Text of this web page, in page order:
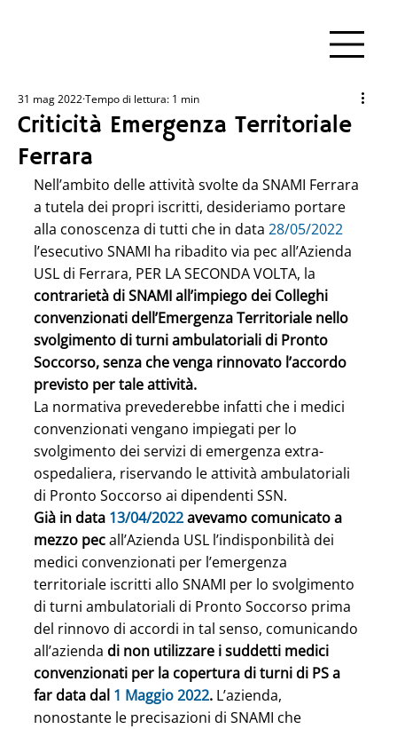
Criticità Emergenza Territoriale
Ferrara
31 mag 2022Tempo di lettura: 1 min
Nell’ambito delle attività svolte da SNAMI Ferrara
a tutela dei propri iscritti, desideriamo portare
alla conoscenza di tutti che in data 28/05/2022
l’esecutivo SNAMI ha ribadito via pec all’Azienda
USL di Ferrara, PER LA SECONDA VOLTA, la
contrarietà di SNAMI all’impiego dei Colleghi
convenzionati dell’Emergenza Territoriale nello
svolgimento di turni ambulatoriali di Pronto
Soccorso, senza che venga rinnovato l’accordo
previsto per tale attività.
La normativa prevederebbe infatti che i medici
convenzionati vengano impiegati per lo
svolgimento dei servizi di emergenza extra-
ospedaliera, riservando le attività ambulatoriali
di Pronto Soccorso ai dipendenti SSN.
Già in data 13/04/2022 avevamo comunicato a
mezzo pec all’Azienda USL l’indisponbilità dei
medici convenzionati per l’emergenza
territoriale iscritti allo SNAMI per lo svolgimento
di turni ambulatoriali di Pronto Soccorso prima
del rinnovo di accordi in tal senso, comunicando
all’azienda di non utilizzare i suddetti medici
convenzionati per la copertura di turni di PS a
far data dal 1 Maggio 2022. L’azienda,
nonostante le precisazioni di SNAMI che